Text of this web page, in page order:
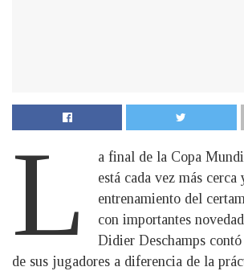
L
a final de la Copa
está cada vez más
entrenamiento del
con importantes
Didier Deschamps
de sus jugadores a diferencia de la